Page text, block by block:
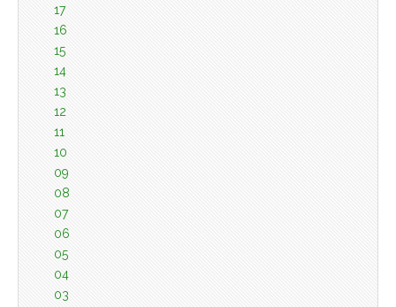
17
16
15
14
13
12
11
10
09
08
07
06
05
04
03